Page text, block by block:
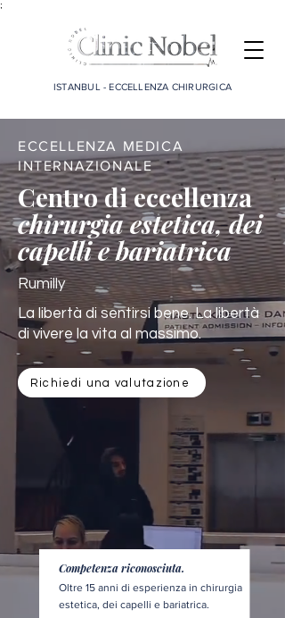
;
ISTANBUL - ECCELLENZA CHIRURGICA
ECCELLENZA MEDICA
INTERNAZIONALE
Centro di eccellenza
chirurgia estetica, dei
capelli e bariatrica
Rumilly
La libertà di sentirsi bene. La libertà
di vivere la vita al massimo.
Richiedi una valutazione
Competenza riconosciuta.
Oltre 15 anni di esperienza in chirurgia
estetica, dei capelli e bariatrica.